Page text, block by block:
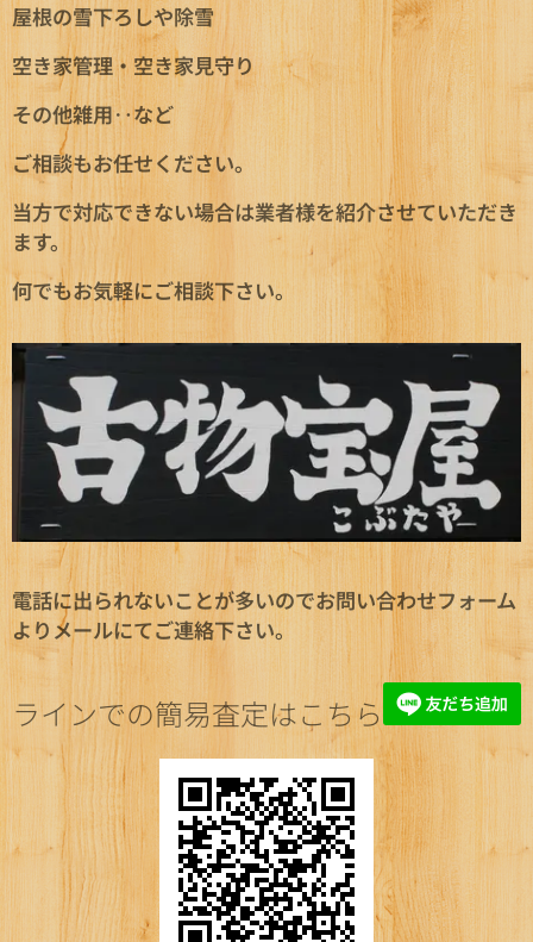
屋根の雪下ろしや除雪
空き家管理・空き家見守り
その他雑用‥など
ご相談もお任せください。
当方で対応できない場合は業者様を紹介させていただき
ます。
何でもお気軽にご相談下さい。
電話に出られないことが多いのでお問い合わせフォーム
よりメールにてご連絡下さい。
ラインでの簡易査定はこちら